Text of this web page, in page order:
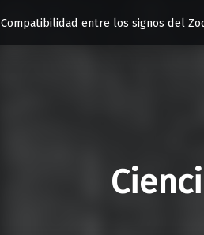
Compatibilidad entre los signos del